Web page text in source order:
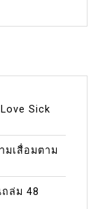
Sick
มเสื่อมตาม
ล่ม 48